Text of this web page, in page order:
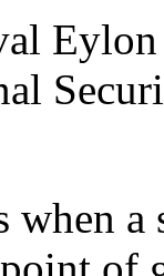
Eylon
when